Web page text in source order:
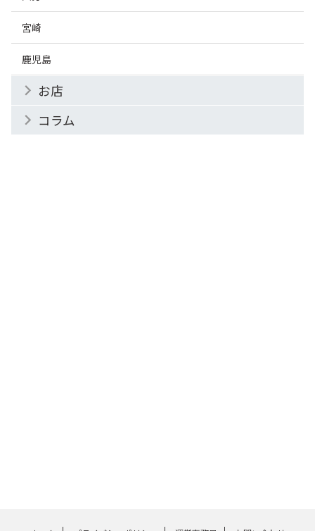
宮崎
鹿児島
お店
コラム